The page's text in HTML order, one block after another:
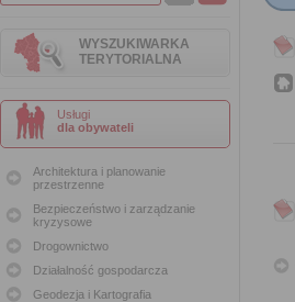
WYSZUKIWARKA
TERYTORIALNA
Usługi
dla obywateli
Architektura i planowanie
przestrzenne
Bezpieczeństwo i zarządzanie
kryzysowe
Drogownictwo
Działalność gospodarcza
Geodezja i Kartografia